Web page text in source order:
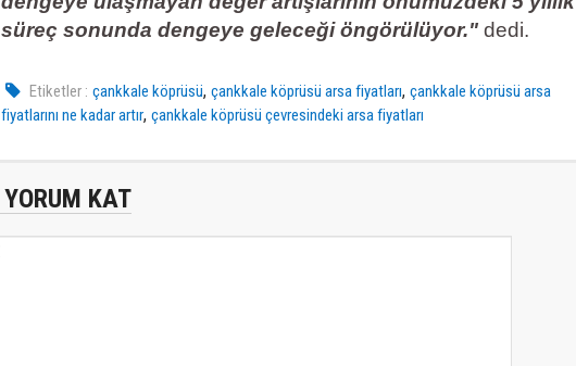
süreç sonunda dengeye geleceği öngörülüyor." dedi.
Etiketler : çankkale köprüsü,çankkale köprüsü arsa fiyatları,çankkale köprüsü arsa
fiyatlarını ne kadar artır, çankkale köprüsü çevresindeki arsa fiyatları
YORUM KAT